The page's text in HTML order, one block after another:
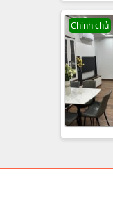
Chính chủ